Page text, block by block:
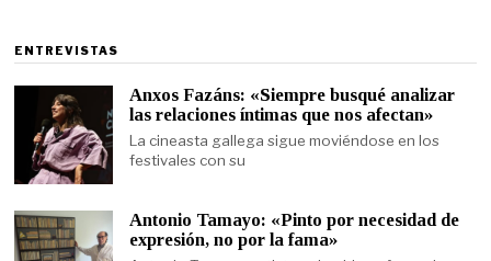
ENTREVISTAS
Anxos Fazáns: «Siempre busqué analizar
las relaciones íntimas que nos afectan»
La cineasta gallega sigue moviéndose en los
festivales con su
Antonio Tamayo: «Pinto por necesidad de
expresión, no por la fama»